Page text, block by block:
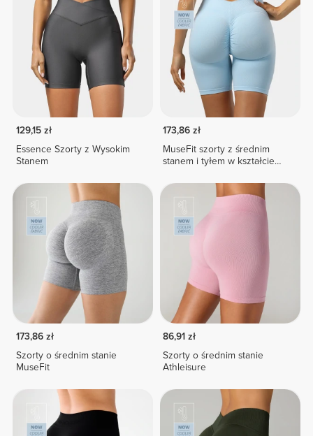
129,15 zł
Essence Szorty z Wysokim
Stanem
173,86 zł
MuseFit szorty z średnim
stanem i tyłem w kształcie
173,86 zł
Szorty o średnim stanie
MuseFit
86,91 zł
Szorty o średnim stanie
Athleisure